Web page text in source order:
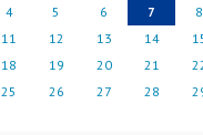
4 5 6 7 8
11 12 13 14
18 19 20 21
25 26 27 28